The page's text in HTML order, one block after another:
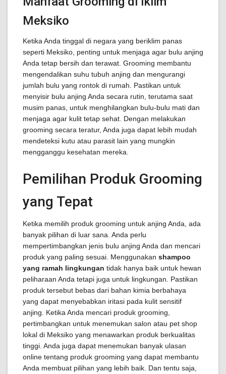
Meksiko
Ketika Anda tinggal di negara yang beriklim panas
seperti Meksiko, penting untuk menjaga agar bulu anjing
Anda tetap bersih dan terawat. Grooming membantu
mengendalikan suhu tubuh anjing dan mengurangi
jumlah bulu yang rontok di rumah. Pastikan untuk
menyisir bulu anjing Anda secara rutin, terutama saat
musim panas, untuk menghilangkan bulu-bulu mati dan
menjaga agar kulit tetap sehat. Dengan melakukan
grooming secara teratur, Anda juga dapat lebih mudah
mendeteksi kutu atau parasit lain yang mungkin
mengganggu kesehatan mereka.
Pemilihan Produk Grooming
yang Tepat
Ketika memilih produk grooming untuk anjing Anda, ada
banyak pilihan di luar sana. Anda perlu
mempertimbangkan jenis bulu anjing Anda dan mencari
produk yang paling sesuai. Menggunakan shampoo
yang ramah lingkungan tidak hanya baik untuk hewan
peliharaan Anda tetapi juga untuk lingkungan. Pastikan
produk tersebut bebas dari bahan kimia berbahaya
yang dapat menyebabkan iritasi pada kulit sensitif
anjing. Ketika Anda mencari produk grooming,
pertimbangkan untuk menemukan salon atau pet shop
lokal di Meksiko yang menawarkan produk berkualitas
tinggi. Anda juga dapat menemukan banyak ulasan
online tentang produk grooming yang dapat membantu
Anda membuat pilihan yang lebih baik. Dan tentu saja,